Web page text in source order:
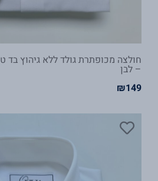
חולצה מכופתרת גולד ללא גיהוץ בד
– לבן
₪149